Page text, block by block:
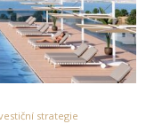
strategie